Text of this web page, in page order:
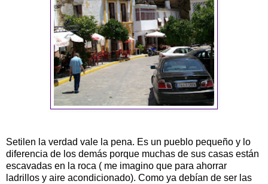
Setilen la verdad vale la pena. Es un pueblo pequeño y lo
diferencia de los demás porque muchas de sus casas están
escavadas en la roca ( me imagino que para ahorrar
ladrillos y aire acondicionado). Como ya debían de ser las